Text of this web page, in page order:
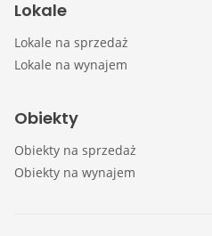
Lokale
Lokale na sprzedaż
Lokale na wynajem
Obiekty
Obiekty na sprzedaż
Obiekty na wynajem